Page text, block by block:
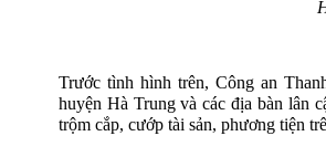
Trước tình hình trên, Công an
huyện Hà Trung và các địa bàn lân
trộm cắp, cướp tài sản, phương tiện